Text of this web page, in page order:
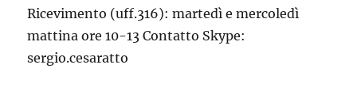
Ricevimento (uff.316): martedì e mercoledì
mattina ore 10-13 Contatto Skype:
sergio.cesaratto